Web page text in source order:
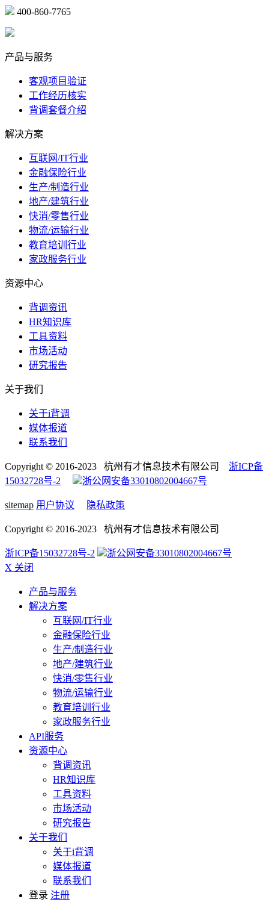
400-860-7765
产品与服务
客观项目验证
工作经历核实
背调套餐介绍
解决方案
互联网/IT行业
金融保险行业
生产/制造行业
地产/建筑行业
快消/零售行业
物流/运输行业
教育培训行业
家政服务行业
资源中心
背调资讯
HR知识库
工具资料
市场活动
研究报告
关于我们
关于i背调
媒体报道
联系我们
Copyright © 2016-2023 杭州有才信息技术有限公司 浙ICP备
15032728号-2
浙公网安备33010802004667号
sitemap 用户协议 隐私政策
Copyright © 2016-2023 杭州有才信息技术有限公司
浙ICP备15032728号-2
浙公网安备33010802004667号
X 关闭
产品与服务
解决方案
互联网/IT行业
金融保险行业
生产/制造行业
地产/建筑行业
快消/零售行业
物流/运输行业
教育培训行业
家政服务行业
API服务
资源中心
背调资讯
HR知识库
工具资料
市场活动
研究报告
关于我们
关于i背调
媒体报道
联系我们
登录 注册